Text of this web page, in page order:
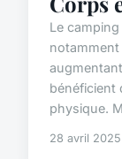
Le
bénéficient
physique.
28 avril 2025